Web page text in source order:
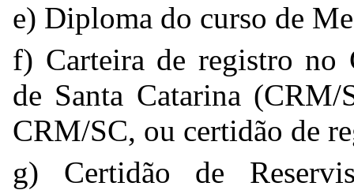
e) Diploma do curso de
f) Carteira de registro no
de Santa Catarina
CRM/SC, ou certidão de
g) Certidão de